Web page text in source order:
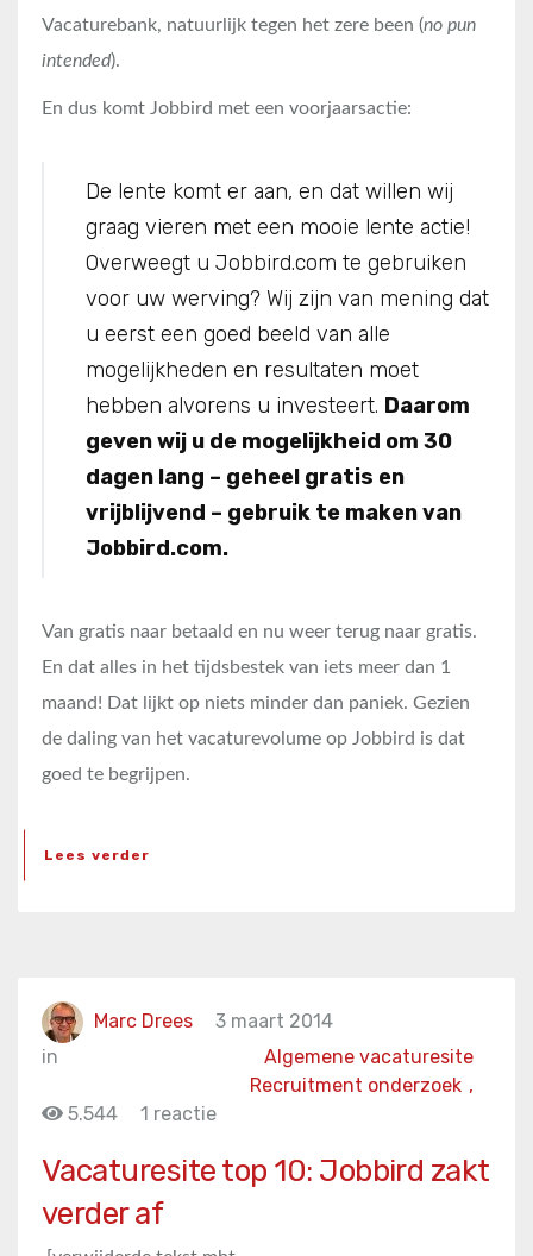
Vacaturebank, natuurlijk tegen het zere been (no pun
intended).
En dus komt Jobbird met een voorjaarsactie:
De lente komt er aan, en dat willen wij
graag vieren met een mooie lente actie!
Overweegt u Jobbird.com te gebruiken
voor uw werving? Wij zijn van mening dat
u eerst een goed beeld van alle
mogelijkheden en resultaten moet
hebben alvorens u investeert. Daarom
geven wij u de mogelijkheid om 30
dagen lang – geheel gratis en
vrijblijvend – gebruik te maken van
Jobbird.com.
Van gratis naar betaald en nu weer terug naar gratis.
En dat alles in het tijdsbestek van iets meer dan 1
maand! Dat lijkt op niets minder dan paniek. Gezien
de daling van het vacaturevolume op Jobbird is dat
goed te begrijpen.
Lees verder
Marc Drees
3 maart 2014
in
Algemene vacaturesite
Recruitment onderzoek ,
5.544
1 reactie
Vacaturesite top 10: Jobbird zakt
verder af